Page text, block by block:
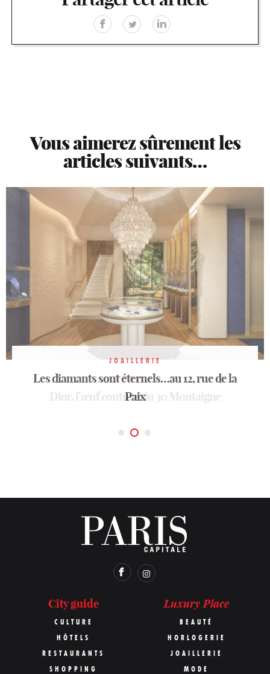
Vous aimerez sûrement les
articles suivants…
PÂQUES
Dior, l’œuf couture du 30 Montaigne
JOAILLERIE
Les diamants sont éternels…au 12, rue de la
Paix
HORLOGERIE
Heurgon: 160 ans d’esprit Faubourg
City guide
CULTURE
HÔTELS
RESTAURANTS
SHOPPING
Luxury Place
BEAUTÉ
HORLOGERIE
JOAILLERIE
MODE